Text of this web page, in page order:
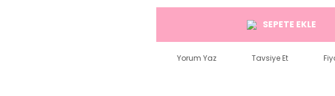
SEPETE EKLE
Yorum Yaz Tavsiye Et